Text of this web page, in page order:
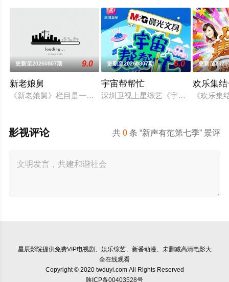
更新至20260807期 9.0
新老娘舅
《新老娘舅》栏目是一档全国首创的调解类谈话节目，由新娱
更新至20260807期 6.0
宇宙帮帮忙
深圳卫视上星综艺《宇宙帮帮忙》是
更新至
欢乐集
《欢乐
共0 条 “新声有范第七季” 景评
影视评论
星辰影院提供免费VIP电视剧、娱乐综艺、新番动漫、未删减高清电影大
全在线观看
Copyright © 2020 twduyi.com All Rights Reserved
陕ICP备00403528号